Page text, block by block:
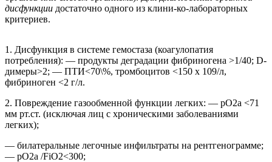
дисфункции достаточно одного из клини-ко-лабораторных
критериев.
1. Дисфункция в системе гемостаза (коагулопатия
потребления): — продукты деградации фибриногена >1/40; D-
димеры>2; — ПТИ<70\%, тромбоцитов <150 x 109/л,
фибриноген <2 г/л.
2. Повреждение газообменной функции легких: — pО2a <71
мм рт.ст. (исключая лиц с хроническими заболеваниями
легких);
— билатеральные легочные инфильтраты на рентгенограмме;
— pО2a /FiO2<300;